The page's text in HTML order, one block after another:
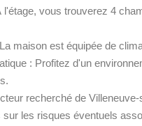
vous trouverez 4
maison est équipée de
: Profitez d'un
recherché de
les risques éventuels